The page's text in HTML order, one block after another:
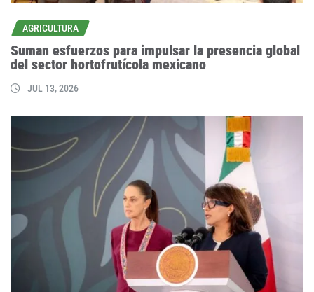
AGRICULTURA
Suman esfuerzos para impulsar la presencia global
del sector hortofrutícola mexicano
JUL 13, 2026